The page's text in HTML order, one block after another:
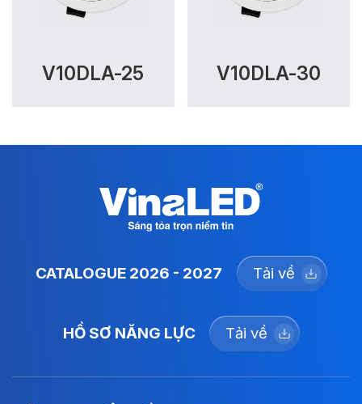
V10DLA-25 V10DLA-30
CATALOGUE 2026 - 2027 Tải về
HỒ SƠ NĂNG LỰC Tải về